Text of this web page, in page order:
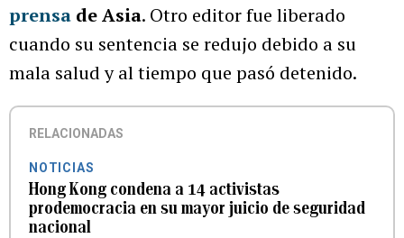
prensa deAsia. Otro editor fue liberado
cuando su sentencia se redujo debido a su
mala salud y al tiempo que pasó detenido.
RELACIONADAS
NOTICIAS
Hong Kong condena a 14 activistas
prodemocracia en su mayor juicio de seguridad
nacional